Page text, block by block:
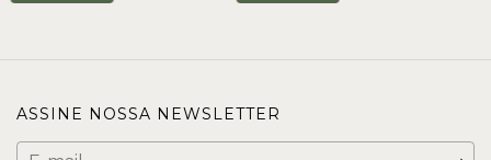
ASSINE NOSSA NEWSLETTER